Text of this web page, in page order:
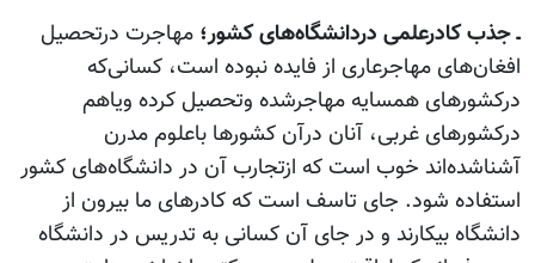
ـ جذب کادرعلمی دردانشگاه‌های کشور؛ مهاجرت درتحصیل
افغان‌های مهاجرعاری از فایده نبوده است، کسانی‌که
درکشورهای همسایه مهاجرشده وتحصیل کرده ویاهم
درکشورهای غربی، آنان درآن کشورها باعلوم مدرن
آشناشده‌اند خوب است که ازتجارب آن در دانشگاه‌های کشور
استفاده شود. جای تاسف است که کادرهای ما بیرون از
دانشگاه بیکارند و در جای آن کسانی به تدریس در دانشگاه